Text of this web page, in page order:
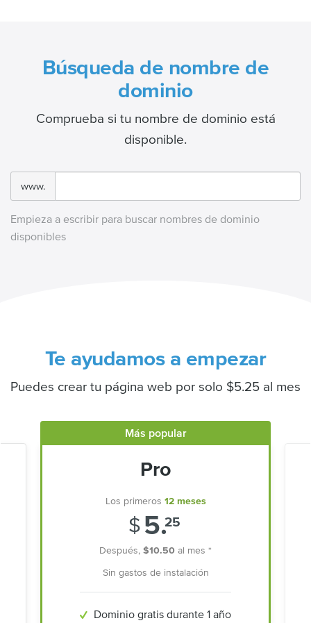
Búsqueda de nombre de
dominio
Comprueba si tu nombre de dominio está
disponible.
www.
Empieza a escribir para buscar nombres de dominio
disponibles
Te ayudamos a empezar
Puedes crear tu página web por solo $5.25 al mes
Más popular
Pro
Los primeros 12 meses
$5.25
Después, $10.50 al mes *
Sin gastos de instalación
Dominio gratis durante 1 año